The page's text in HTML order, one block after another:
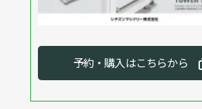
予約・購入はこちらから